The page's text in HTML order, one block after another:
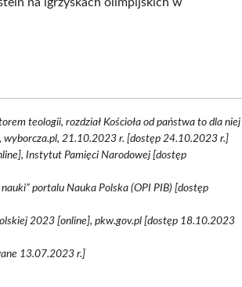
teologii, rozdział Kościoła od państwa to dla niej
wyborcza.pl, 21.10.2023 r. [dostęp 24.10.2023 r.]
Instytut Pamięci Narodowej [dostęp
portalu Nauka Polska (OPI PIB) [dostęp
2023 [online], pkw.gov.pl [dostęp 18.10.2023
13.07.2023 r.]